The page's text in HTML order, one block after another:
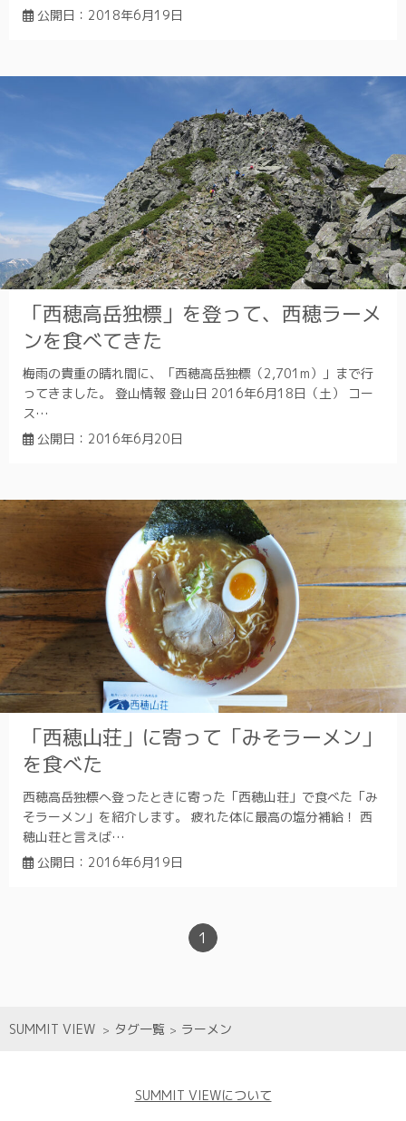
公開日： 2018年6月19日
「西穂高岳独標」を登って、西穂ラーメ
ンを食べてきた
梅雨の貴重の晴れ間に、「西穂高岳独標（2,701m）」まで行
ってきました。 登山情報 登山日 2016年6月18日（土） コー
ス…
公開日： 2016年6月20日
「西穂山荘」に寄って「みそラーメン」
を食べた
西穂高岳独標へ登ったときに寄った「西穂山荘」で食べた「み
そラーメン」を紹介します。 疲れた体に最高の塩分補給！ 西
穂山荘と言えば…
公開日： 2016年6月19日
1
SUMMIT VIEW タグ一覧 ラーメン
SUMMIT VIEWについて